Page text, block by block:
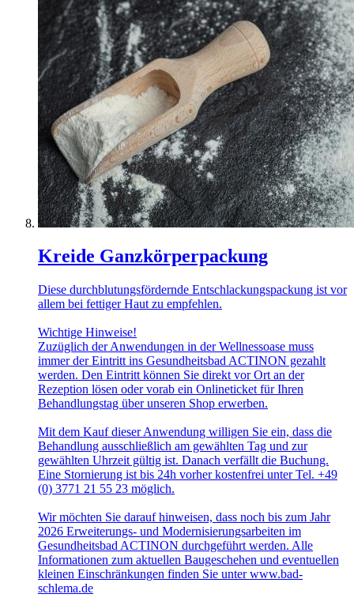
Kreide Ganzkörperpackung
Diese durchblutungsfördernde Entschlackungspackung ist vor
allem bei fettiger Haut zu empfehlen.
Wichtige Hinweise!
Zuzüglich der Anwendungen in der Wellnessoase muss
immer der Eintritt ins Gesundheitsbad ACTINON gezahlt
werden. Den Eintritt können Sie direkt vor Ort an der
Rezeption lösen oder vorab ein Onlineticket für Ihren
Behandlungstag über unseren Shop erwerben.
Mit dem Kauf dieser Anwendung willigen Sie ein, dass die
Behandlung ausschließlich am gewählten Tag und zur
gewählten Uhrzeit gültig ist. Danach verfällt die Buchung.
Eine Stornierung ist bis 24h vorher kostenfrei unter Tel. +49
(0) 3771 21 55 23 möglich.
Wir möchten Sie darauf hinweisen, dass noch bis zum Jahr
2026 Erweiterungs- und Modernisierungsarbeiten im
Gesundheitsbad ACTINON durchgeführt werden. Alle
Informationen zum aktuellen Baugeschehen und eventuellen
kleinen Einschränkungen finden Sie unter www.bad-
schlema.de